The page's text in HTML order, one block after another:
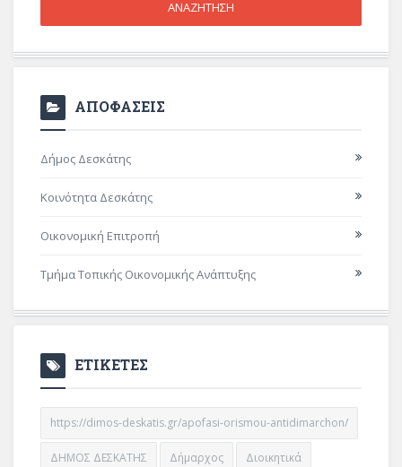
ΑΠΟΦΑΣΕΙΣ
Δήμος Δεσκάτης
Κοινότητα Δεσκάτης
Οικονομική Επιτροπή
Τμήμα Τοπικής Οικονομικής Ανάπτυξης
ΕΤΙΚΕΤΕΣ
https://dimos-deskatis.gr/apofasi-orismou-antidimarchon/
ΔΗΜΟΣ ΔΕΣΚΑΤΗΣ Δήμαρχος Διοικητικά